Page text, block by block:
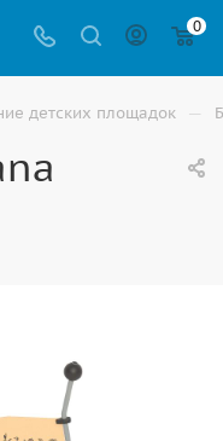
0
детских площадок —